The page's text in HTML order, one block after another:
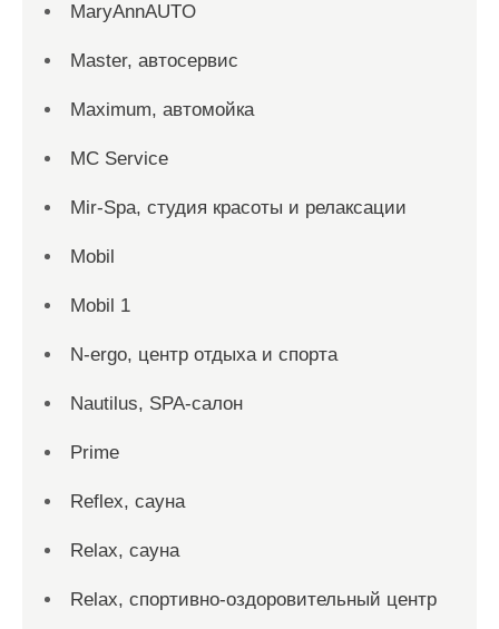
MaryAnnAUTO
Master, автосервис
Maximum, автомойка
MC Service
Mir-Spa, студия красоты и релаксации
Mobil
Mobil 1
N-ergo, центр отдыха и спорта
Nautilus, SPA-салон
Prime
Reflex, сауна
Relax, сауна
Relax, спортивно-оздоровительный центр